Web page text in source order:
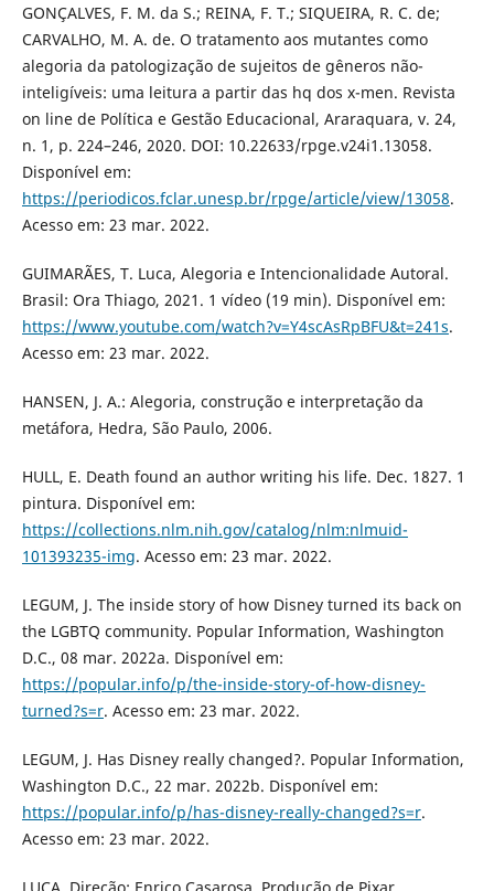
GONÇALVES, F. M. da S.; REINA, F. T.; SIQUEIRA, R. C. de;
CARVALHO, M. A. de. O tratamento aos mutantes como
alegoria da patologização de sujeitos de gêneros não-
inteligíveis: uma leitura a partir das hq dos x-men. Revista
on line de Política e Gestão Educacional, Araraquara, v. 24,
n. 1, p. 224–246, 2020. DOI: 10.22633/rpge.v24i1.13058.
Disponível em:
https://periodicos.fclar.unesp.br/rpge/article/view/13058.
Acesso em: 23 mar. 2022.
GUIMARÃES, T. Luca, Alegoria e Intencionalidade Autoral.
Brasil: Ora Thiago, 2021. 1 vídeo (19 min). Disponível em:
https://www.youtube.com/watch?v=Y4scAsRpBFU&t=241s.
Acesso em: 23 mar. 2022.
HANSEN, J. A.: Alegoria, construção e interpretação da
metáfora, Hedra, São Paulo, 2006.
HULL, E. Death found an author writing his life. Dec. 1827. 1
pintura. Disponível em:
https://collections.nlm.nih.gov/catalog/nlm:nlmuid-
101393235-img. Acesso em: 23 mar. 2022.
LEGUM, J. The inside story of how Disney turned its back on
the LGBTQ community. Popular Information, Washington
D.C., 08 mar. 2022a. Disponível em:
https://popular.info/p/the-inside-story-of-how-disney-
turned?s=r. Acesso em: 23 mar. 2022.
LEGUM, J. Has Disney really changed?. Popular Information,
Washington D.C., 22 mar. 2022b. Disponível em:
https://popular.info/p/has-disney-really-changed?s=r.
Acesso em: 23 mar. 2022.